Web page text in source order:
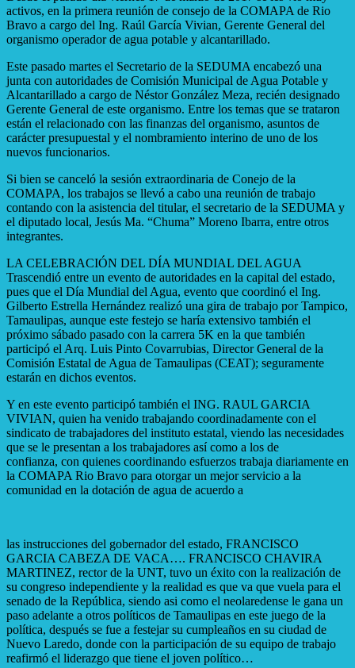
activos, en la primera reunión de consejo de la COMAPA de Rio
Bravo a cargo del Ing. Raúl García Vivian, Gerente General del
organismo operador de agua potable y alcantarillado.
Este pasado martes el Secretario de la SEDUMA encabezó una
junta con autoridades de Comisión Municipal de Agua Potable y
Alcantarillado a cargo de Néstor González Meza, recién designado
Gerente General de este organismo. Entre los temas que se trataron
están el relacionado con las finanzas del organismo, asuntos de
carácter presupuestal y el nombramiento interino de uno de los
nuevos funcionarios.
Si bien se canceló la sesión extraordinaria de Conejo de la
COMAPA, los trabajos se llevó a cabo una reunión de trabajo
contando con la asistencia del titular, el secretario de la SEDUMA y
el diputado local, Jesús Ma. “Chuma” Moreno Ibarra, entre otros
integrantes.
LA CELEBRACIÓN DEL DÍA MUNDIAL DEL AGUA
Trascendió entre un evento de autoridades en la capital del estado,
pues que el Día Mundial del Agua, evento que coordinó el Ing.
Gilberto Estrella Hernández realizó una gira de trabajo por Tampico,
Tamaulipas, aunque este festejo se haría extensivo también el
próximo sábado pasado con la carrera 5K en la que también
participó el Arq. Luis Pinto Covarrubias, Director General de la
Comisión Estatal de Agua de Tamaulipas (CEAT); seguramente
estarán en dichos eventos.
Y en este evento participó también el ING. RAUL GARCIA
VIVIAN, quien ha venido trabajando coordinadamente con el
sindicato de trabajadores del instituto estatal, viendo las necesidades
que se le presentan a los trabajadores así como a los de
confianza, con quienes coordinando esfuerzos trabaja diariamente en
la COMAPA Rio Bravo para otorgar un mejor servicio a la
comunidad en la dotación de agua de acuerdo a
las instrucciones del gobernador del estado, FRANCISCO
GARCIA CABEZA DE VACA…. FRANCISCO CHAVIRA
MARTINEZ, rector de la UNT, tuvo un éxito con la realización de
su congreso independiente y la realidad es que va que vuela para el
senado de la República, siendo asi como el neolaredense le gana un
paso adelante a otros políticos de Tamaulipas en este juego de la
política, después se fue a festejar su cumpleaños en su ciudad de
Nuevo Laredo, donde con la participación de su equipo de trabajo
reafirmó el liderazgo que tiene el joven político…